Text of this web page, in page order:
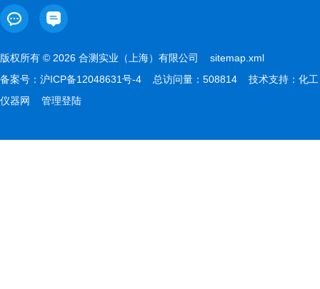
版权所有 © 2026 合测实业（上海）有限公司 sitemap.xml
备案号： 沪ICP备12048631号-4 总访问量：508814 技术支持： 化工
仪器网
管理登陆